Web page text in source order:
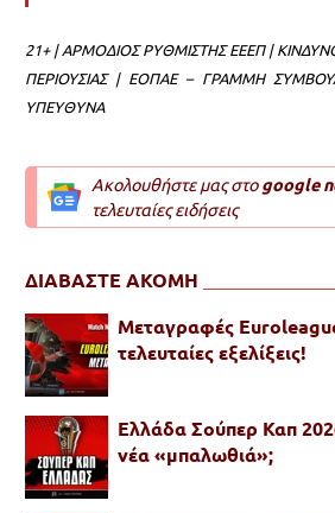
21+ | ΑΡΜΟΔΙΟΣ ΡΥΘΜΙΣΤΗΣ ΕΕΕΠ |
ΠΕΡΙΟΥΣΙΑΣ | ΕΟΠΑΕ – ΓΡΑΜΜΗ
ΥΠΕΥΘΥΝΑ
Ακολουθήστε μας στοgoogle
τελευταίες ειδήσεις
ΔΙΑΒΑΣΤΕ ΑΚΟΜΗ
Μεταγραφές
τελευταίες εξελίξεις!
Ελλάδα Σούπερ Καπ
νέα «μπαλωθιά»;